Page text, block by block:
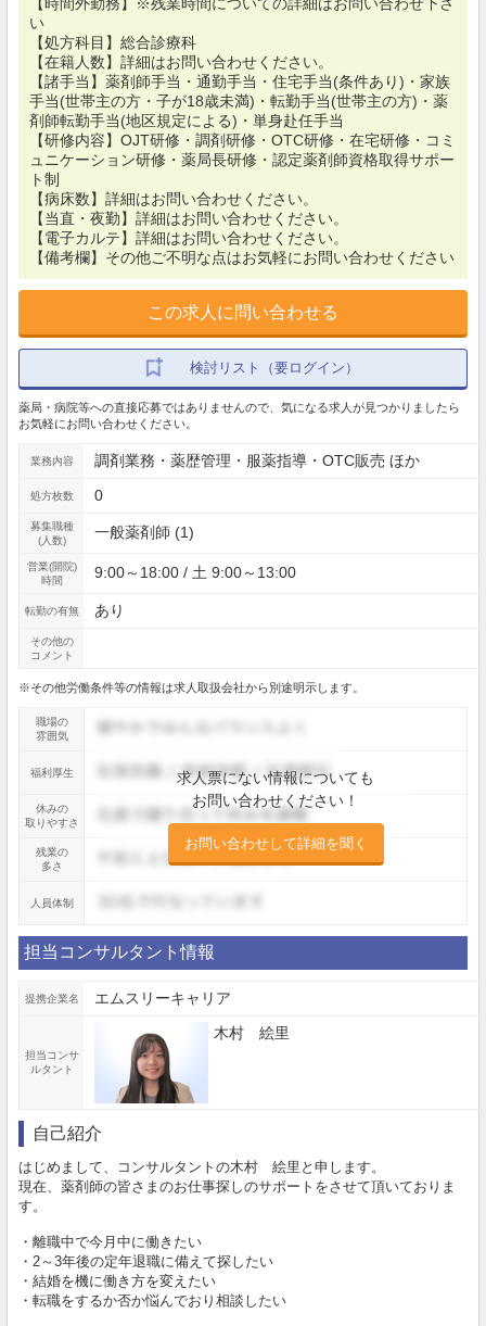
い
【処方科目】総合診療科
【在籍人数】詳細はお問い合わせください。
【諸手当】薬剤師手当・通勤手当・住宅手当(条件あり)・家族
手当(世帯主の方・子が18歳未満)・転勤手当(世帯主の方)・薬
剤師転勤手当(地区規定による)・単身赴任手当
【研修内容】OJT研修・調剤研修・OTC研修・在宅研修・コミ
ュニケーション研修・薬局長研修・認定薬剤師資格取得サポー
ト制
【病床数】詳細はお問い合わせください。
【当直・夜勤】詳細はお問い合わせください。
【電子カルテ】詳細はお問い合わせください。
【備考欄】その他ご不明な点はお気軽にお問い合わせください
この求人に問い合わせる
検討リスト（要ログイン）
薬局・病院等への直接応募ではありませんので、気になる求人が見つかりましたら
お気軽にお問い合わせください。
業務内容 調剤業務・薬歴管理・服薬指導・OTC販売 ほか
処方枚数 0
募集職種
(人数)
一般薬剤師 (1)
営業(開院)
時間
9:00～18:00 / 土 9:00～13:00
転勤の有無 あり
その他の
コメント
※その他労働条件等の情報は求人取扱会社から別途明示します。
職場の
雰囲気
求人票にない情報についても
お問い合わせください！
お問い合わせして詳細を聞く
福利厚生
休みの
取りやすさ
残業の
多さ
人員体制
担当コンサルタント情報
提携企業名 エムスリーキャリア
担当コンサ
ルタント
木村 絵里
自己紹介
はじめまして、コンサルタントの木村 絵里と申します。
現在、薬剤師の皆さまのお仕事探しのサポートをさせて頂いておりま
す。
・離職中で今月中に働きたい
・2～3年後の定年退職に備えて探したい
・結婚を機に働き方を変えたい
・転職をするか否か悩んでおり相談したい